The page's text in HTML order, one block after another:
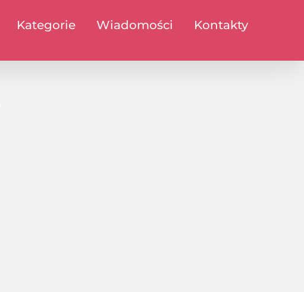
Kategorie Wiadomości Kontakty